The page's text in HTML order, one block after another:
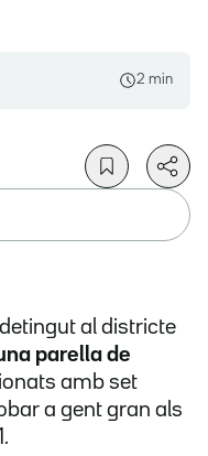
2 min
al districte
parella de
amb set
a gent gran als